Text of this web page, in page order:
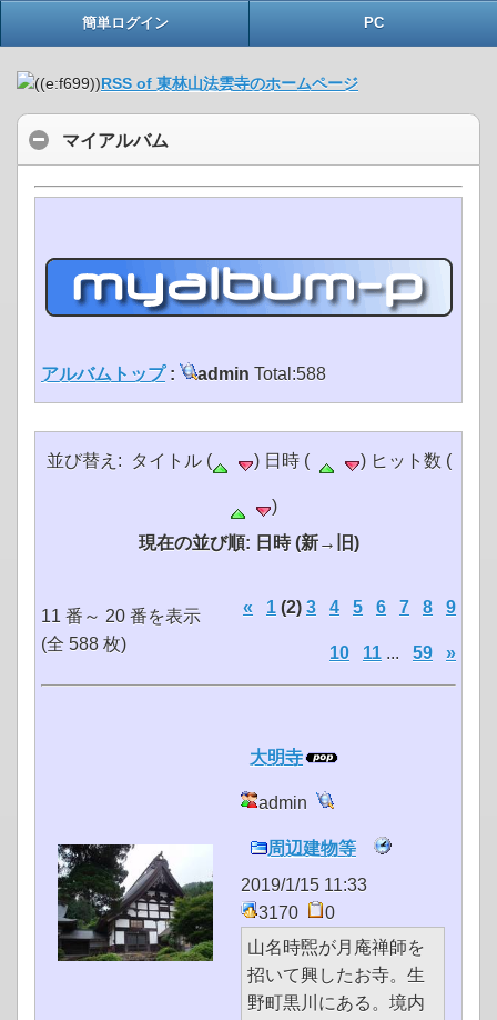
簡単ログイン PC
RSS of 東林山法雲寺のホームページ
マイアルバム
アルバムトップ: admin Total:588
並び替え: タイトル ( ) 日時 ( ) ヒット数 (
)
現在の並び順: 日時 (新→旧)
11 番～ 20 番を表示
(全 588 枚)
« 1 (2) 3 4 5 6 7 8 9
10 11 ... 59 »
大明寺
admin
周辺建物等
2019/1/15 11:33
3170
0
山名時煕が月庵禅師を
招いて興したお寺。生
野町黒川にある。境内